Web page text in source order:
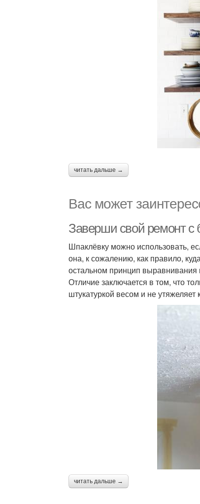
читать дальше →
Вас может
Заверши свой ремонт с
Шпаклёвку можно использовать,
она, к сожалению, как правило,
остальном принцип выравнивания
Отличие заключается в том, что
штукатуркой весом и не
читать дальше →